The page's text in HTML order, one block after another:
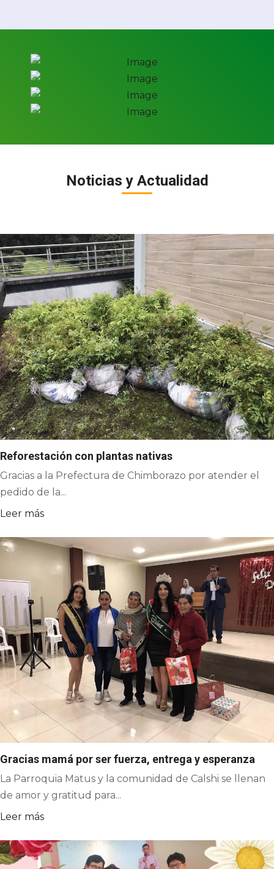
Noticias y Actualidad
Reforestación con plantas nativas
Gracias a la Prefectura de Chimborazo por atender el
pedido de la...
Leer más
Gracias mamá por ser fuerza, entrega y esperanza
La Parroquia Matus y la comunidad de Calshi se llenan
de amor y gratitud para...
Leer más